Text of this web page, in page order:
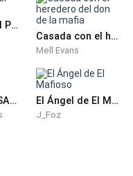
contra su cabeza.
se detuvo.
Atraído por el Peligro
Casada con el heredero del don de la mafia
Mell Evans
DINASTÍA DI SANTI-LING El Ángel de El Mafioso
J_Foz